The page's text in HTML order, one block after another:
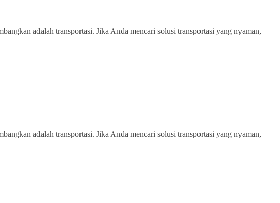
adalah transportasi. Jika Anda mencari solusi transportasi yang nyaman,
adalah transportasi. Jika Anda mencari solusi transportasi yang nyaman,